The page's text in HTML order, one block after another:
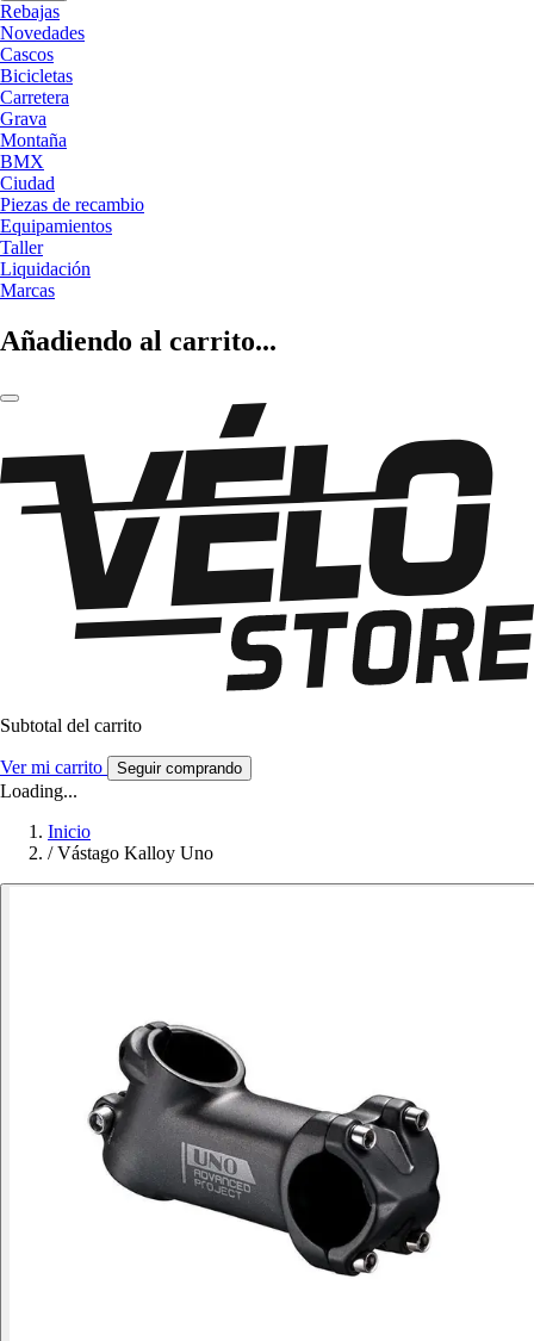
Rebajas
Novedades
Cascos
Bicicletas
Carretera
Grava
Montaña
BMX
Ciudad
Piezas de recambio
Equipamientos
Taller
Liquidación
Marcas
Añadiendo al carrito...
Subtotal del carrito
Ver mi carrito Seguir comprando
Loading...
Inicio
/ Vástago Kalloy Uno